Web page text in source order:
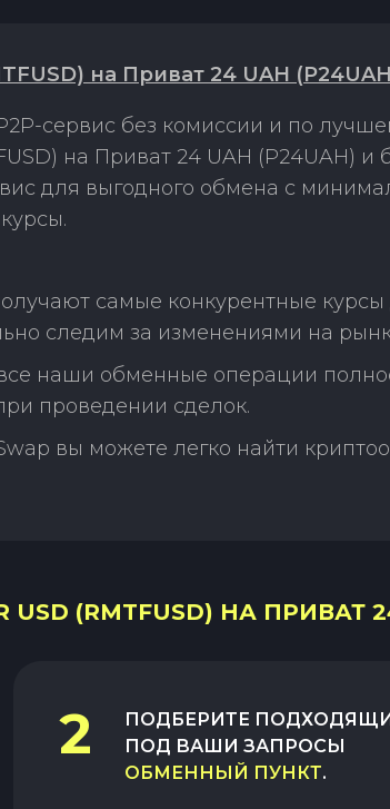
на Приват 24 UAH
сервис без комиссии и по
на Приват 24 UAH (P24UAH)
для выгодного обмена с
самые конкурентные
следим за изменениями на
наши обменные операции
проведении сделок.
вы можете легко найти
USD (RMTFUSD) НА ПРИВАТ
2
ПОДБЕРИТЕ
ПОД ВАШИ ЗАПРОСЫ
ОБМЕННЫЙ ПУНКТ.